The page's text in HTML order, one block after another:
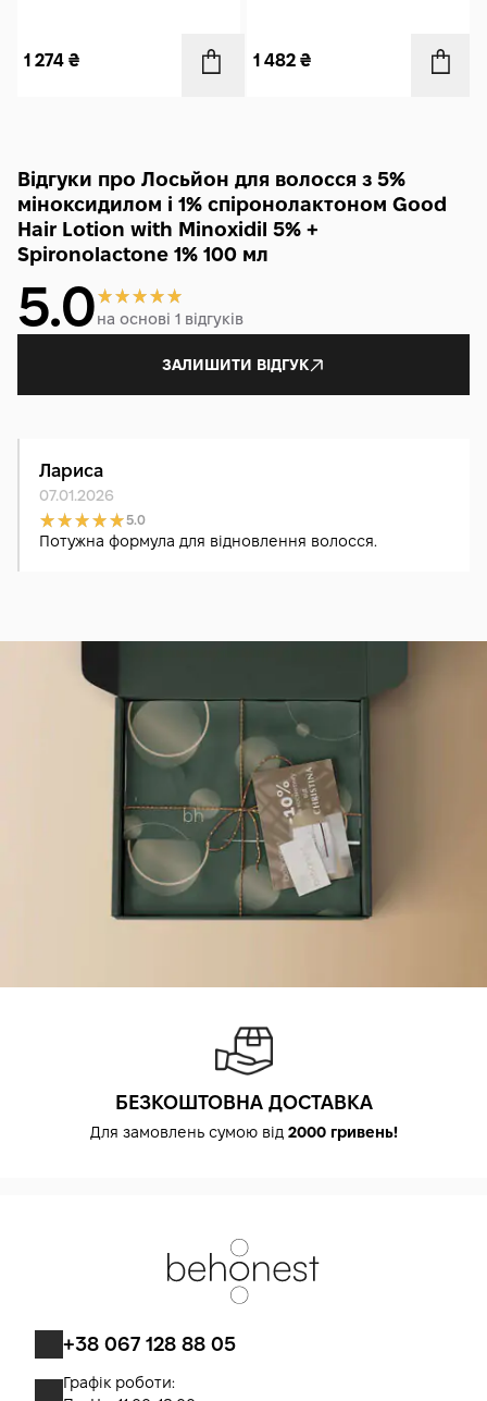
1 274 ₴ 1 482 ₴
Відгуки про Лосьйон для волосся з 5%
міноксидилом і 1% спіронолактоном Good
Hair Lotion with Minoxidil 5% +
Spironolactone 1% 100 мл
5.0на основі 1 відгуків
ЗАЛИШИТИ ВІДГУК
Лариса
07.01.2026
5.0
Потужна формула для відновлення волосся.
БЕЗКОШТОВНА ДОСТАВКА
Для замовлень сумою від 2000 гривень!
+38 067 128 88 05
Графік роботи: